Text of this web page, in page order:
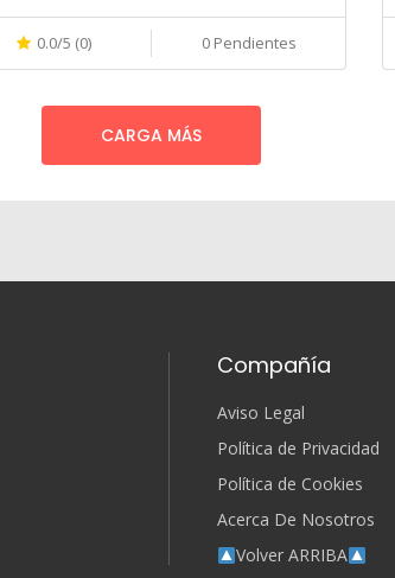
0.0/5 (0) 0 Pendientes
CARGA MÁS
Compañía
Aviso Legal
Política de Privacidad
Política de Cookies
Acerca De Nosotros
Volver ARRIBA